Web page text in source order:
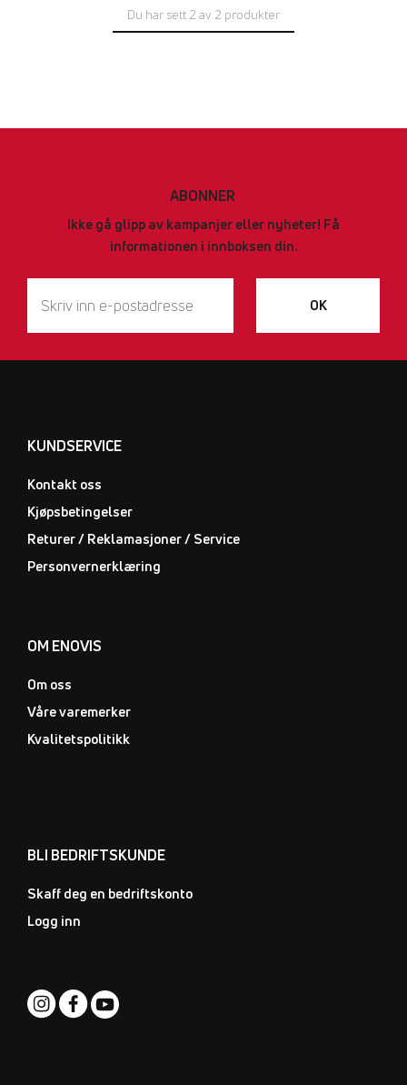
Du har sett 2 av 2 produkter
ABONNER
Ikke gå glipp av kampanjer eller nyheter! Få
informationen i innboksen din.
OK
KUNDSERVICE
Kontakt oss
Kjøpsbetingelser
Returer / Reklamasjoner / Service
Personvernerklæring
OM ENOVIS
Om oss
Våre varemerker
Kvalitetspolitikk
BLI BEDRIFTSKUNDE
Skaff deg en bedriftskonto
Logg inn